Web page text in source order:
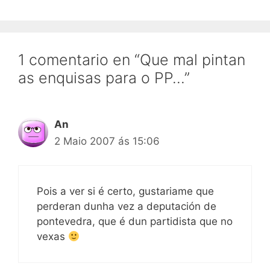
1 comentario en “Que mal pintan
as enquisas para o PP…”
An
2 Maio 2007 ás 15:06
Pois a ver si é certo, gustariame que
perderan dunha vez a deputación de
pontevedra, que é dun partidista que no
vexas